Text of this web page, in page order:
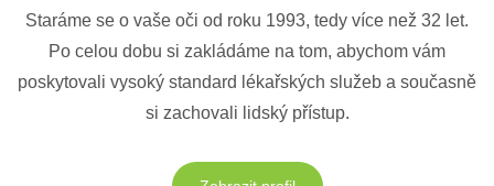
Staráme se o vaše oči od roku 1993, tedy více než 32 let.
Po celou dobu si zakládáme na tom, abychom vám
poskytovali vysoký standard lékařských služeb a současně
si zachovali lidský přístup.